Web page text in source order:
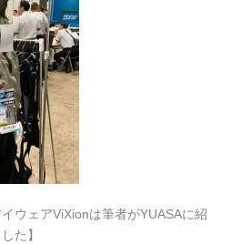
イウェアViXionは筆者がYUASAに紹
た】